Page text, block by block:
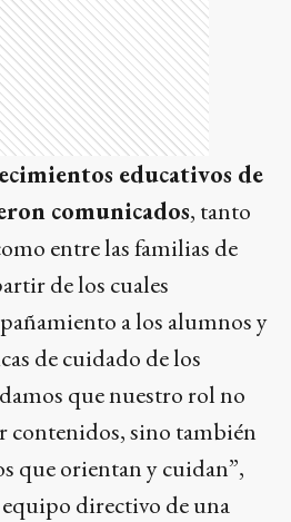
educativos de
comunicados, tanto
entre las familias de
de los cuales
a los alumnos y
de cuidado de los
que nuestro rol no
contenidos, sino también
que orientan y cuidan”,
directivo de una